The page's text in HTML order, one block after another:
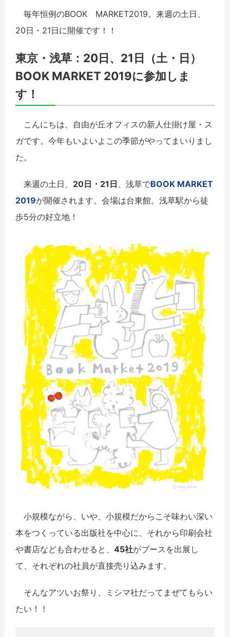
毎年恒例のBOOK MARKET2019。来週の土日、
20日・21日に開催です！！
東京・浅草：20日、21日（土・日）
BOOK MARKET 2019に参加しま
す！
こんにちは、自由が丘オフィスの新人仕掛け屋・ス
ガです。今年もいよいよこの季節がやってまいりまし
た。
来週の土日、 20日・21日 、浅草でBOOK MARKET
2019が開催されます。会場は台東館。浅草駅から徒
歩5分の好立地！
小規模ながら、いや、小規模だからこそ味わい深い
本をつくっている出版社を中心に、それから印刷会社
や書店なども合わせると、 45社がブースを出展し
て、それぞれの社員が直接売り込みます。
そんなアツいお祭り、ミシマ社だってまぜてもらい
たい！！